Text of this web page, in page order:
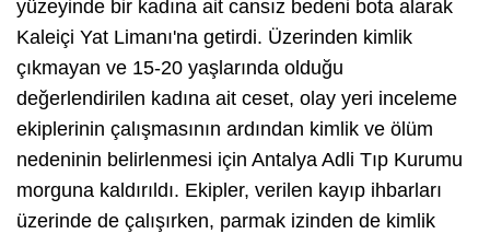
yüzeyinde bir kadına ait cansız bedeni bota alarak
Kaleiçi Yat Limanı'na getirdi. Üzerinden kimlik
çıkmayan ve 15-20 yaşlarında olduğu
değerlendirilen kadına ait ceset, olay yeri inceleme
ekiplerinin çalışmasının ardından kimlik ve ölüm
nedeninin belirlenmesi için Antalya Adli Tıp Kurumu
morguna kaldırıldı. Ekipler, verilen kayıp ihbarları
üzerinde de çalışırken, parmak izinden de kimlik